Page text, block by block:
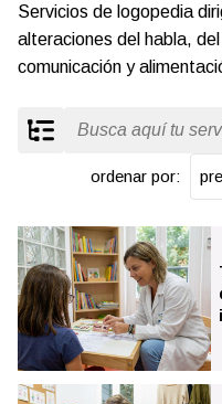
Servicios de logopedia
alteraciones del habla,
comunicación y
ordenar por:
Todos los servicios
Apoyos educativos y
Logopedia infantil en